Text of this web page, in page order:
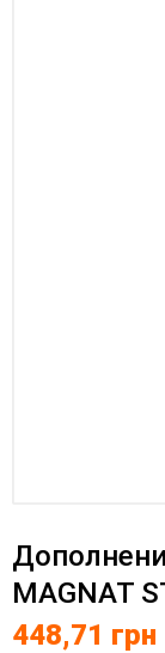
MAGNAT
448,71 грн